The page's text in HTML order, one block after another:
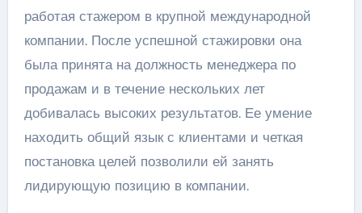
работая стажером в крупной международной
компании. После успешной стажировки она
была принята на должность менеджера по
продажам и в течение нескольких лет
добивалась высоких результатов. Ее умение
находить общий язык с клиентами и четкая
постановка целей позволили ей занять
лидирующую позицию в компании.